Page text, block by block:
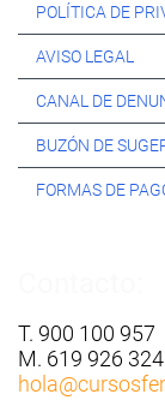
POLÍTICA DE
AVISO LEGAL
CANAL DE
BUZÓN DE
FORMAS DE
T. 900 100 957
M. 619 926 324
hola